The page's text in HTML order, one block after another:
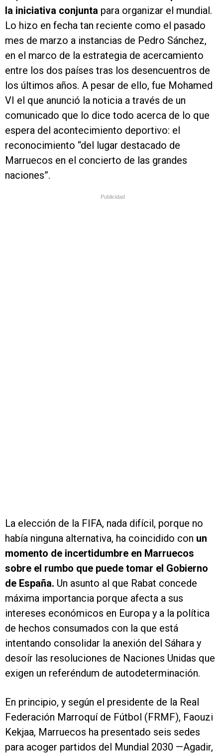
la iniciativa conjunta para organizar el mundial.
Lo hizo en fecha tan reciente como el pasado
mes de marzo a instancias de Pedro Sánchez,
en el marco de la estrategia de acercamiento
entre los dos países tras los desencuentros de
los últimos años. A pesar de ello, fue Mohamed
VI el que anunció la noticia a través de un
comunicado que lo dice todo acerca de lo que
espera del acontecimiento deportivo: el
reconocimiento “del lugar destacado de
Marruecos en el concierto de las grandes
naciones”.
Publicidad
La elección de la FIFA, nada difícil, porque no
había ninguna alternativa, ha coincidido con un
momento de incertidumbre en Marruecos
sobre el rumbo que puede tomar el Gobierno
de España. Un asunto al que Rabat concede
máxima importancia porque afecta a sus
intereses económicos en Europa y a la política
de hechos consumados con la que está
intentando consolidar la anexión del Sáhara y
desoír las resoluciones de Naciones Unidas que
exigen un referéndum de autodeterminación.
En principio, y según el presidente de la Real
Federación Marroquí de Fútbol (FRMF), Faouzi
Kekjaa, Marruecos ha presentado seis sedes
para acoger partidos del Mundial 2030 —Agadir,